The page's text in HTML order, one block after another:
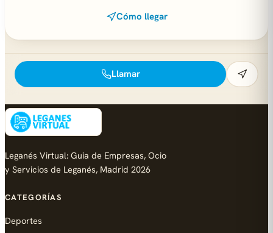
Cómo llegar
Llamar
Leganés Virtual: Guia de Empresas, Ocio
y Servicios de Leganés, Madrid 2026
CATEGORÍAS
Deportes